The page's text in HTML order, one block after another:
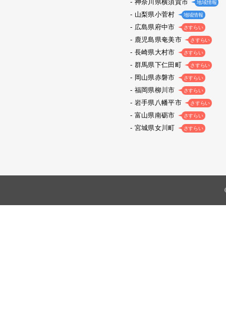
神奈川県横須賀市 地域情報
山梨県小菅村 地域情報
広島県府中市 さすらい
鹿児島県奄美市 さすらい
長崎県大村市 さすらい
群馬県下仁田町 さすらい
岡山県赤磐市 さすらい
福岡県柳川市 さすらい
岩手県八幡平市 さすらい
富山県南砺市 さすらい
宮城県女川町 さすらい